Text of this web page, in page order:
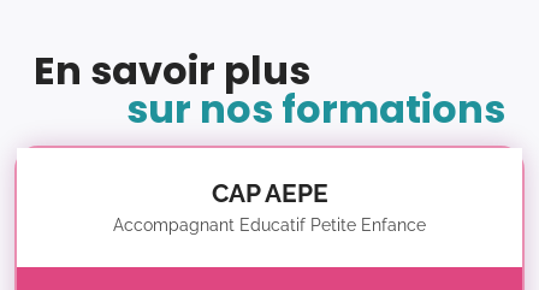
En savoir plus
sur nos formations
CAP AEPE
Accompagnant Educatif Petite Enfance